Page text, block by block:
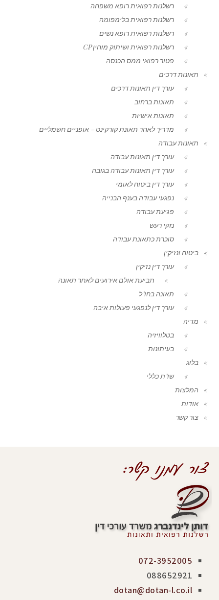
רשלנות רפואית רופא משפחה
רשלנות רפואית בלימפומה
רשלנות רפואית רופא נשים
רשלנות רפואית ושיתוק מוחין CP
פטור רפואי ממס הכנסה
תאונות דרכים
עורך דין תאונות דרכים
תאונות ברחוב
תאונות אישיות
מדריך לאחר תאונת קורקינט – אופניים חשמליים
תאונות עבודה
עורך דין תאונות עבודה
עורך דין תאונות עבודה בגובה
עורך דין ביטוח לאומי
נפגעי עבודה בענף הבנייה
פגיעת עבודה
נזקי רעש
סוכרת כתאונת עבודה
ביטוח ונזיקין
עורך דין נזיקין
תביעת אולם אירועים לאחר תאונה
תאונה בחו"ל
עורך דין לנפגעי פעולות איבה
מדיה
בטלוויזיה
בעיתונות
בלוג
שו"ת כללי
המלצות
אודות
צור קשר
072-3952005
088652921
dotan@dotan-l.co.il